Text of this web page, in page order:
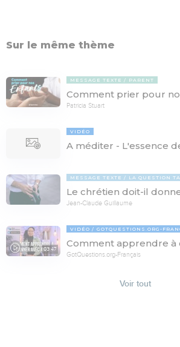
Sur le même thème
MESSAGE TEXTE PARENT
Comment prier pour
Patricia Stuart
VIDÉO
A méditer - L'essence
MESSAGE TEXTE LA QUESTION
Le chrétien doit-il
Jean-Claude Guillaume
03:47
VIDÉO GOTQUESTIONS.ORG-
Comment apprendre à
GotQuestions.org-Français
Voir tout